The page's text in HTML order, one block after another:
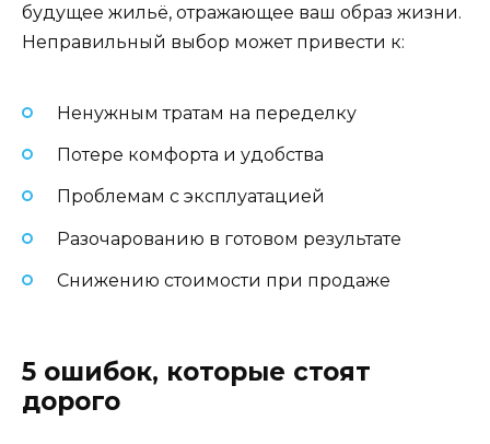
будущее жильё, отражающее ваш образ жизни.
Неправильный выбор может привести к:
Ненужным тратам на переделку
Потере комфорта и удобства
Проблемам с эксплуатацией
Разочарованию в готовом результате
Снижению стоимости при продаже
5 ошибок, которые стоят
дорого